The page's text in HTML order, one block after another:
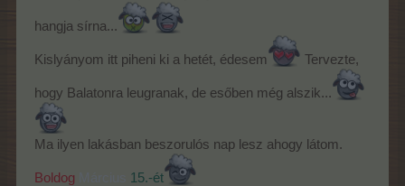
hangja sírna...
Kislyányom itt piheni ki a hetét, édesem Tervezte,
hogy Balatonra leugranak, de esőben még alszik...
Ma ilyen lakásban beszorulós nap lesz ahogy látom.
Boldog 15.-ét